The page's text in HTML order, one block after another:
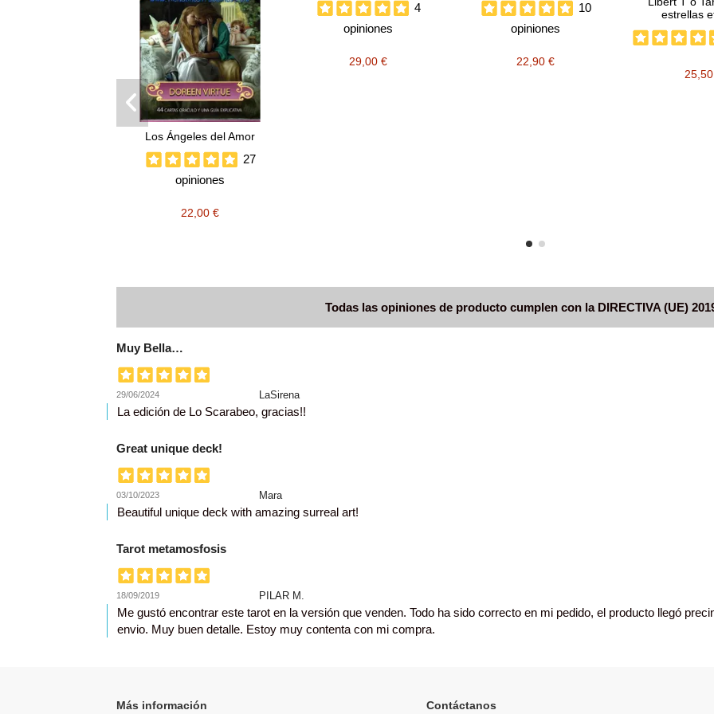
Los Ángeles del Amor
27
opiniones
22,00 €
4
opiniones
29,00 €
10
opiniones
22,90 €
estrellas
Todas las opiniones de producto cumplen con la DIRECTIVA (UE)
Muy Bella…
29/06/2024 LaSirena
La edición de Lo Scarabeo, gracias!!
Great unique deck!
03/10/2023 Mara
Beautiful unique deck with amazing surreal art!
Tarot metamosfosis
18/09/2019 PILAR M.
Me gustó encontrar este tarot en la versión que venden. Todo ha sido correcto en mi pedido, el producto llegó
envio. Muy buen detalle. Estoy muy contenta con mi compra.
Más información Contáctanos